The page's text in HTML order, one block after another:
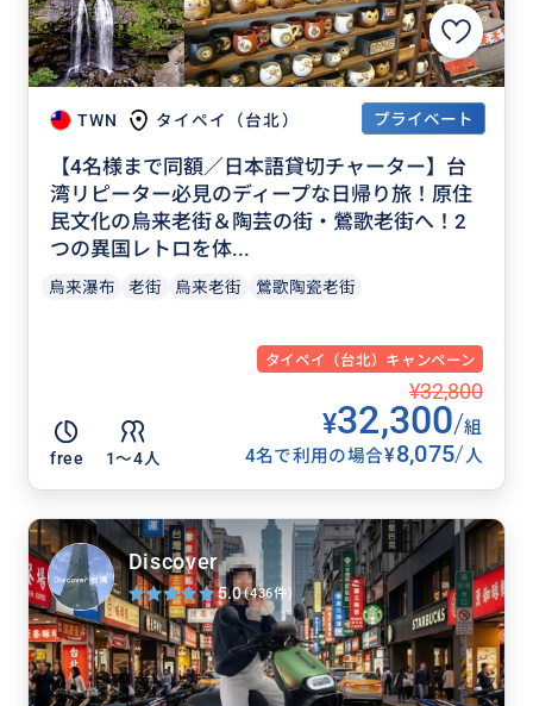
TWN タイペイ（台北） プライベート
【4名様まで同額／日本語貸切チャーター】台
湾リピーター必見のディープな日帰り旅！原住
民文化の烏来老街＆陶芸の街・鶯歌老街へ！2
つの異国レトロを体...
烏来瀑布 老街 烏来老街 鶯歌陶瓷老街
タイペイ（台北）キャンペーン
free 1〜4人
¥32,800
¥32,300/組
4名で利用の場合¥8,075/人
Discover
5.0(436件)